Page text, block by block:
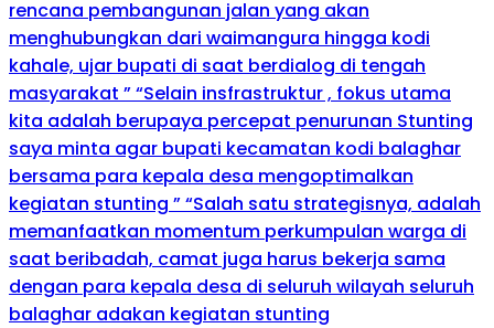
rencana pembangunan jalan yang akan
menghubungkan dari waimangura hingga kodi
kahale, ujar bupati di saat berdialog di tengah
masyarakat ” “Selain insfrastruktur , fokus utama
kita adalah berupaya percepat penurunan Stunting
saya minta agar bupati kecamatan kodi balaghar
bersama para kepala desa mengoptimalkan
kegiatan stunting ” “Salah satu strategisnya, adalah
memanfaatkan momentum perkumpulan warga di
saat beribadah, camat juga harus bekerja sama
dengan para kepala desa di seluruh wilayah seluruh
balaghar adakan kegiatan stunting